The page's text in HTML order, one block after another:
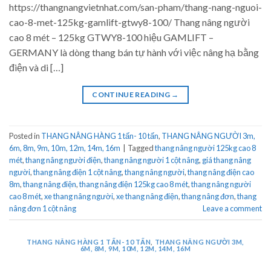
https://thangnangvietnhat.com/san-pham/thang-nang-nguoi-
cao-8-met-125kg-gamlift-gtwy8-100/ Thang nâng người
cao 8 mét – 125kg GTWY8-100 hiệu GAMLIFT –
GERMANY là dòng thang bán tự hành với việc nâng hạ bằng
điện và di […]
CONTINUE READING →
Posted in THANG NÂNG HÀNG 1 tấn- 10 tấn, THANG NÂNG NGƯỜI 3m,
6m, 8m, 9m, 10m, 12m, 14m, 16m
Taggedthang nâng người 125kg cao 8
mét,thang nâng người điện,thang nâng người 1 cột nâng, giá thang nâng
người,thang nâng điện 1 cột nâng,thang nâng người,thang nâng điện cao
8m,thang nâng điện,thang nâng điện 125kg cao 8 mét,thang nâng người
cao 8 mét,xe thang nâng người,xe thang nâng điện,thang nâng đơn,thang
nâng đơn 1 cột nâng
Leave a comment
THANG NÂNG HÀNG 1 TẤN- 10 TẤN
THANG NÂNG NGƯỜI 3M,
6M, 8M, 9M, 10M, 12M, 14M, 16M